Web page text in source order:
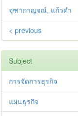
จุฑากาญจณ์, แก้วคำ
< previous
Subject
การจัดการธุรกิจ
แผนธุรกิจ